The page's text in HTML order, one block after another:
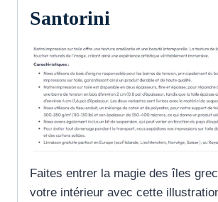
Santorini
Faites entrer la magie des îles
votre intérieur avec cette